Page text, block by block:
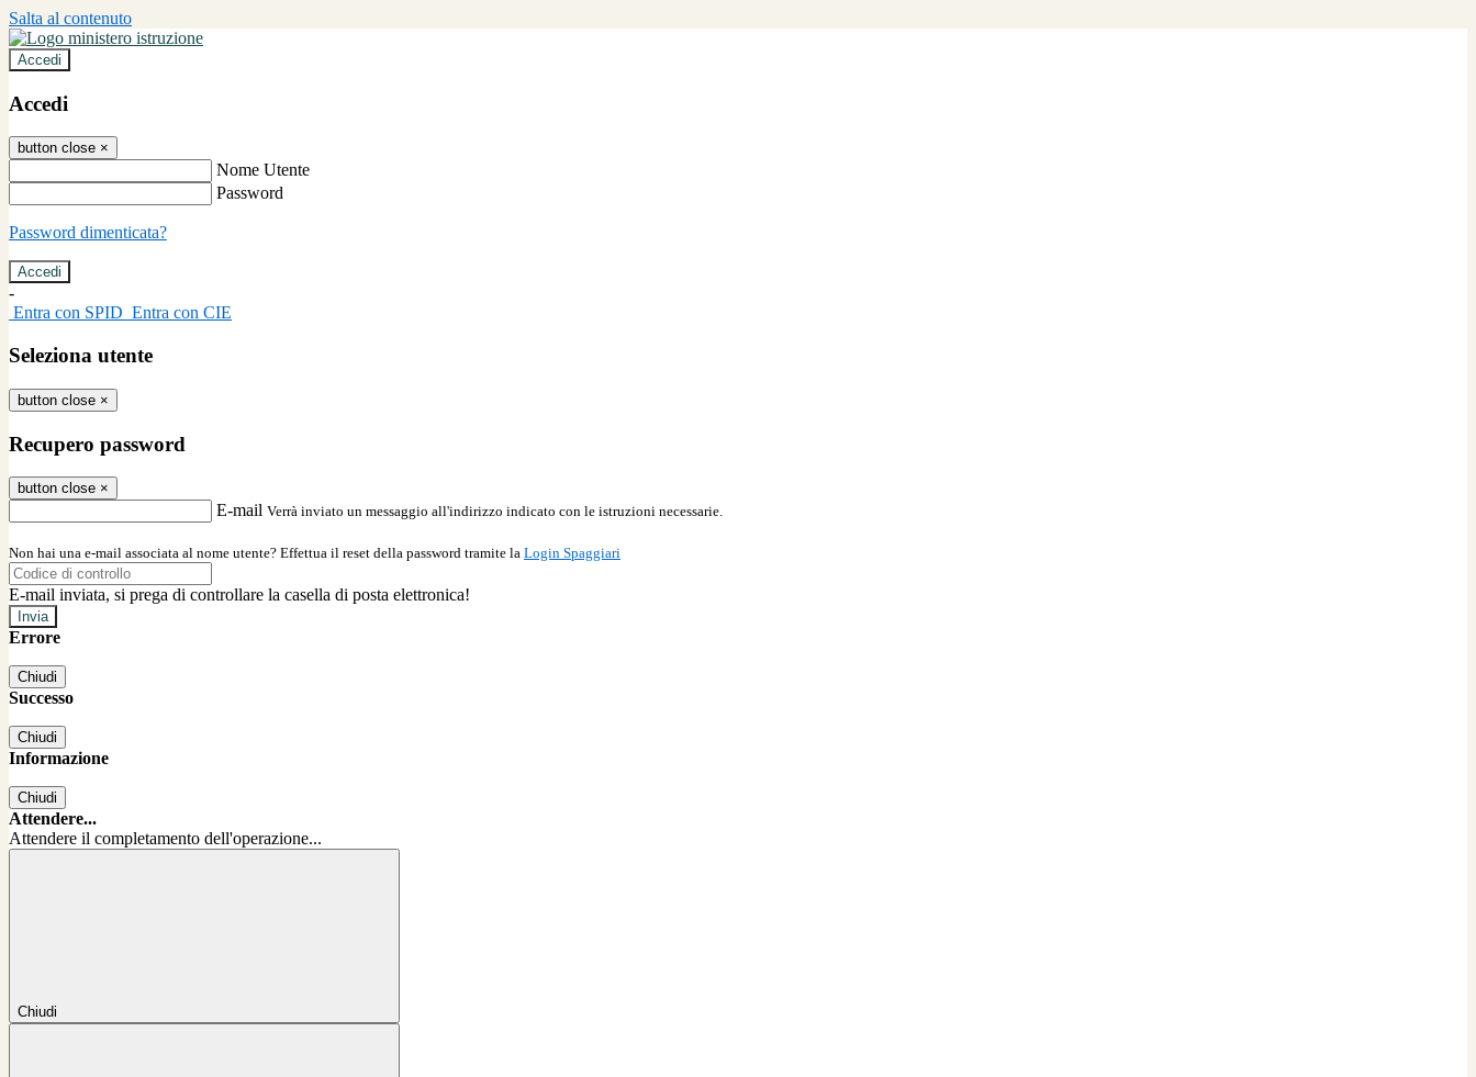
Salta al contenuto
Accedi
Accedi
button close ×
Nome Utente
Password
Password dimenticata?
-
Entra con SPID Entra con CIE
Seleziona utente
button close ×
Recupero password
button close ×
E-mail Verrà inviato un messaggio all'indirizzo indicato con le istruzioni necessarie.
Non hai una e-mail associata al nome utente? Effettua il reset della password tramite la Login Spaggiari
E-mail inviata, si prega di controllare la casella di posta elettronica!
Errore
Chiudi
Successo
Chiudi
Informazione
Chiudi
Attendere...
Attendere il completamento dell'operazione...
Chiudi